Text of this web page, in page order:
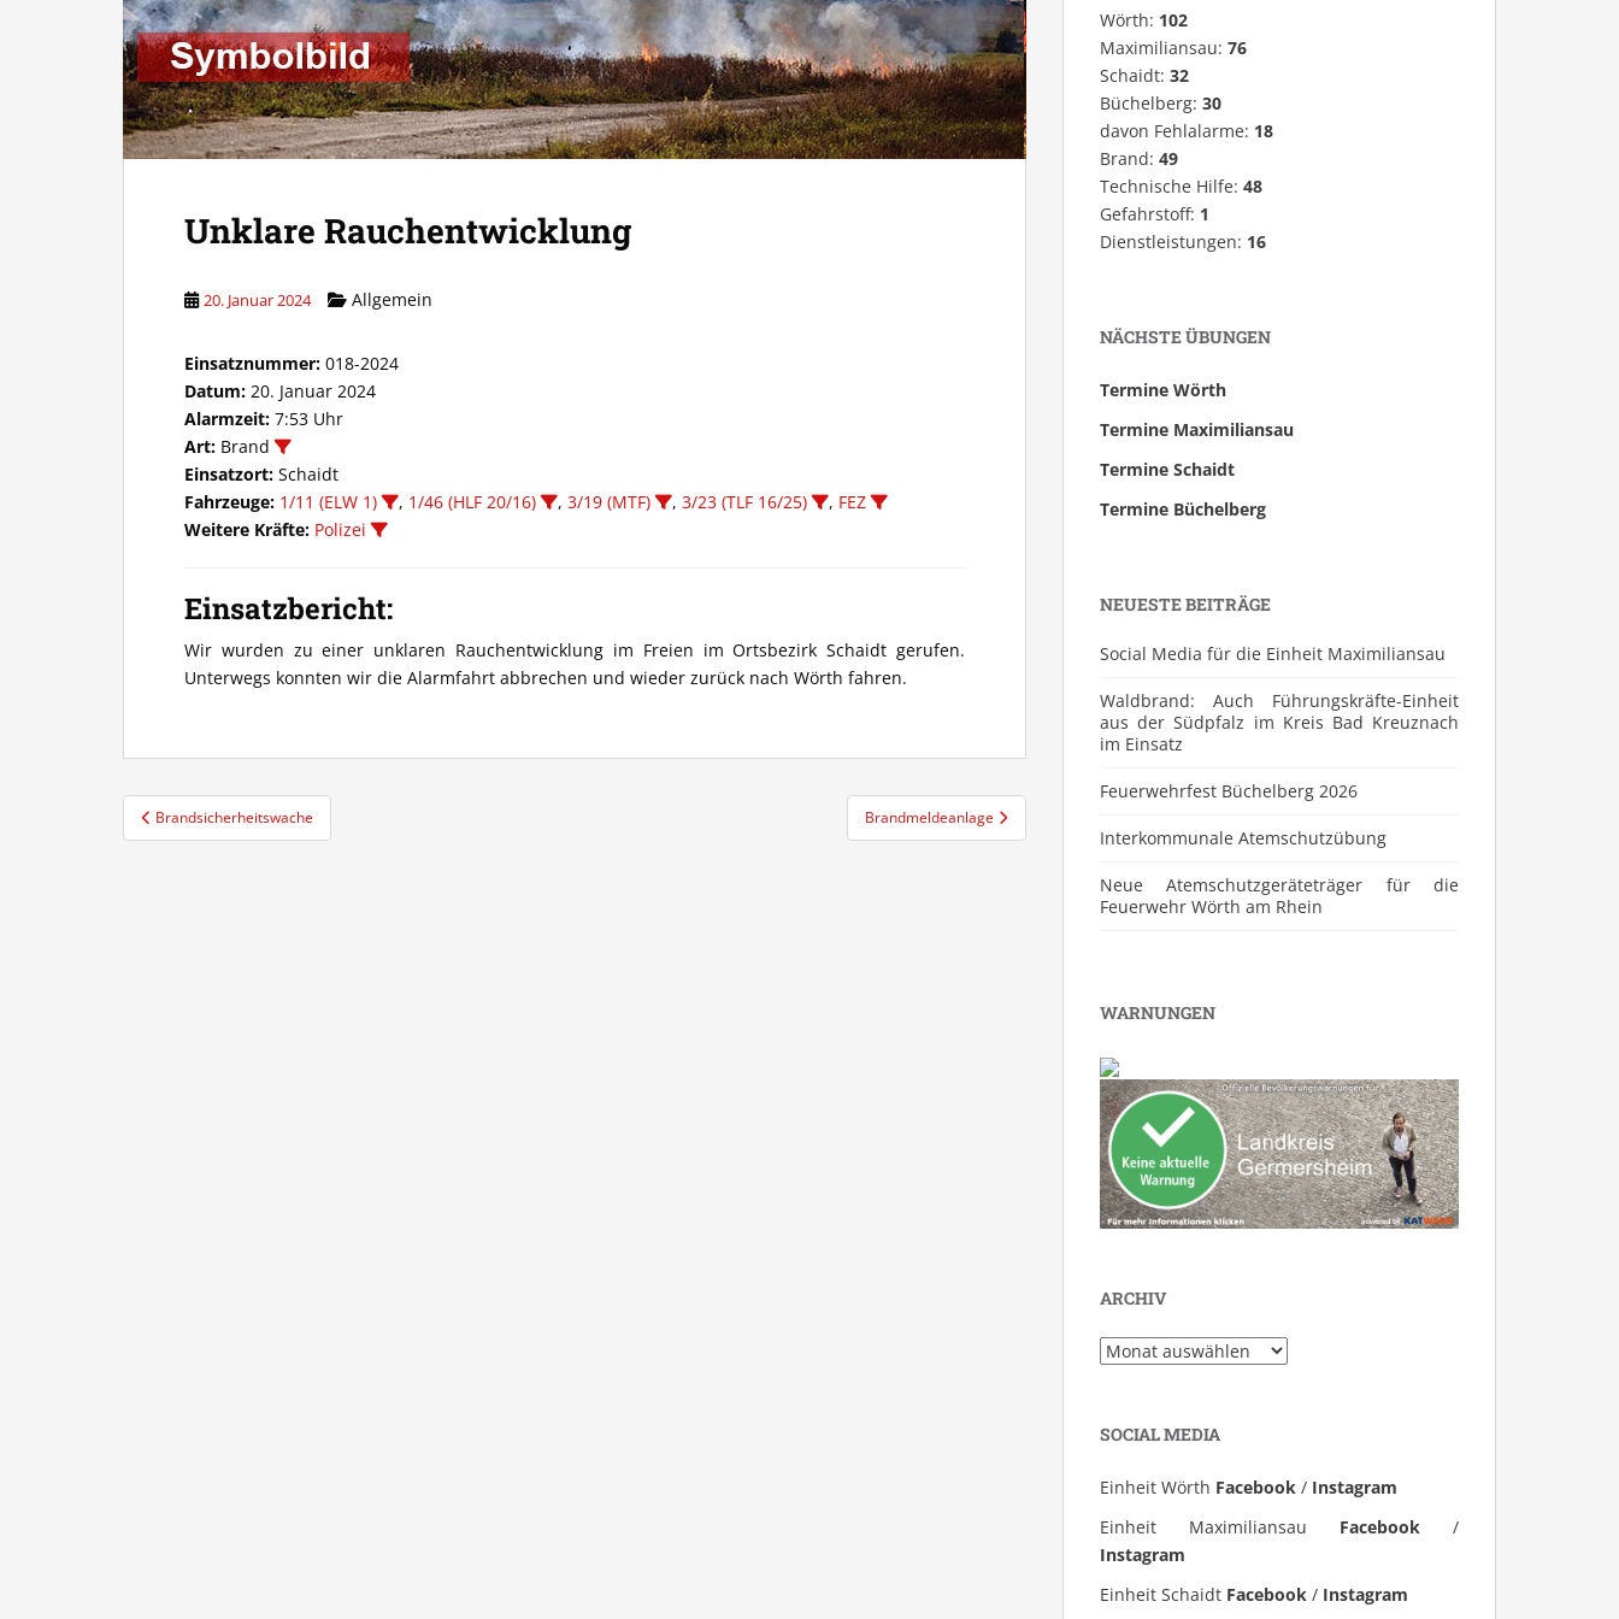
Unklare Rauchentwicklung
20. Januar 2024 Allgemein
Einsatznummer: 018-2024
Datum: 20. Januar 2024
Alarmzeit: 7:53 Uhr
Art: Brand
Einsatzort: Schaidt
Fahrzeuge: 1/11 (ELW 1) , 1/46 (HLF 20/16) , 3/19 (MTF) , 3/23 (TLF 16/25) , FEZ
Weitere Kräfte: Polizei
Einsatzbericht:
Wir wurden zu einer unklaren Rauchentwicklung im Freien im Ortsbezirk Schaidt gerufen.
Unterwegs konnten wir die Alarmfahrt abbrechen und wieder zurück nach Wörth fahren.
Beitragsnavigation
Brandsicherheitswache Brandmeldeanlage
Wörth: 102
Maximiliansau: 76
Schaidt: 32
Büchelberg: 30
davon Fehlalarme: 18
Brand: 49
Technische Hilfe: 48
Gefahrstoff: 1
Dienstleistungen: 16
NÄCHSTE ÜBUNGEN
Termine Wörth
Termine Maximiliansau
Termine Schaidt
Termine Büchelberg
NEUESTE BEITRÄGE
Social Media für die Einheit Maximiliansau
Waldbrand: Auch Führungskräfte-Einheit
aus der Südpfalz im Kreis Bad Kreuznach
im Einsatz
Feuerwehrfest Büchelberg 2026
⁠Interkommunale Atemschutzübung
Neue Atemschutzgeräteträger für die
Feuerwehr Wörth am Rhein
WARNUNGEN
ARCHIV
Archiv
SOCIAL MEDIA
Einheit Wörth Facebook / Instagram
Einheit Maximiliansau Facebook /
Instagram
Einheit Schaidt Facebook / Instagram